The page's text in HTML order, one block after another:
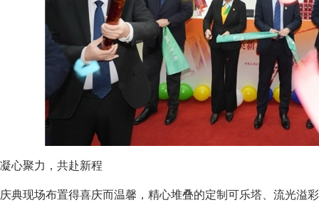
凝心聚力，共赴新程
庆典现场布置得喜庆而温馨，精心堆叠的定制可乐塔、流光溢